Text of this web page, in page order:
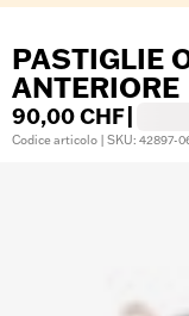
PASTIGLIE
ANTERIORE
90,00 CHF
Codice articolo | SKU: 42897-